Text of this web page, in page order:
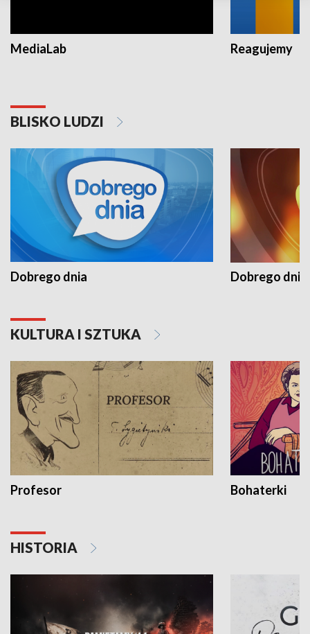
MediaLab Reagujemy
BLISKO LUDZI
Dobrego dnia Dobrego dnia
KULTURA I SZTUKA
Profesor Bohaterki
HISTORIA